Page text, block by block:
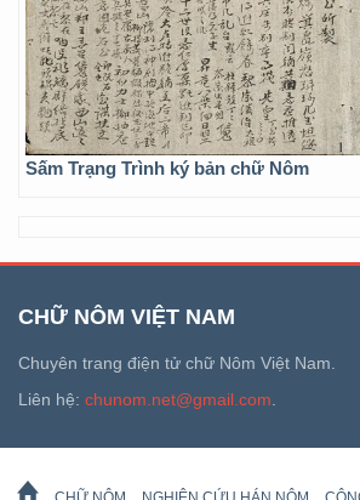
Sấm Trạng Trình ký bản chữ Nôm
CHỮ NÔM VIỆT NAM
Chuyên trang điện tử chữ Nôm Việt Nam.
Liên hệ: chunom.net@gmail.com